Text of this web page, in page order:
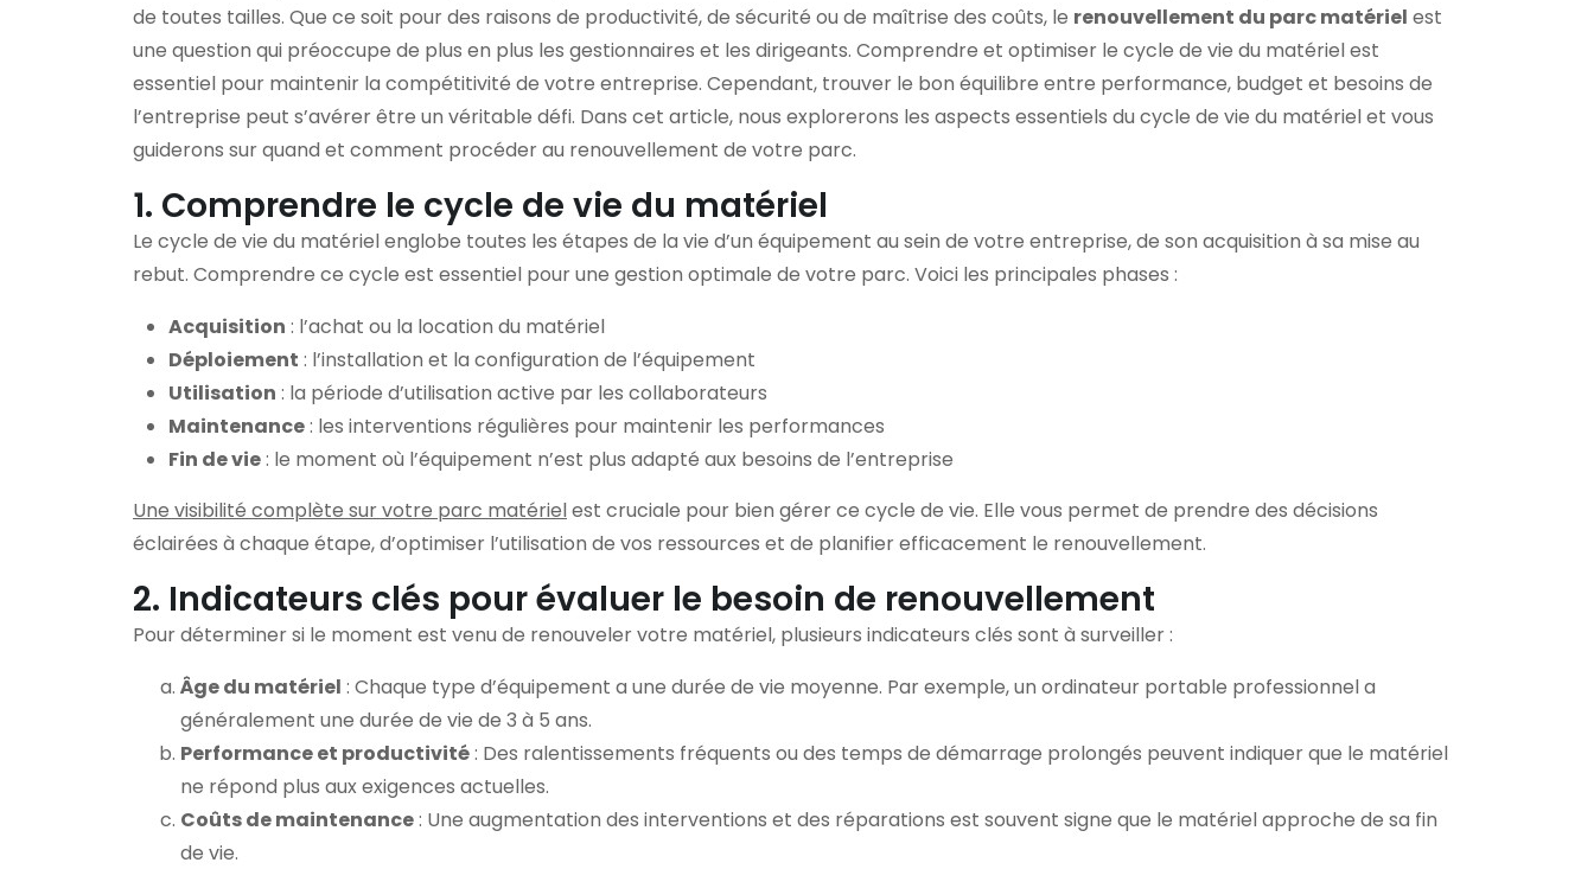
de toutes tailles. Que ce soit pour des raisons de productivité, de sécurité ou de maîtrise des coûts, le renouvellement du parc matériel est
une question qui préoccupe de plus en plus les gestionnaires et les dirigeants. Comprendre et optimiser le cycle de vie du matériel est
essentiel pour maintenir la compétitivité de votre entreprise. Cependant, trouver le bon équilibre entre performance, budget et besoins de
l’entreprise peut s’avérer être un véritable défi. Dans cet article, nous explorerons les aspects essentiels du cycle de vie du matériel et vous
guiderons sur quand et comment procéder au renouvellement de votre parc.
1. Comprendre le cycle de vie du matériel
Le cycle de vie du matériel englobe toutes les étapes de la vie d’un équipement au sein de votre entreprise, de son acquisition à sa mise au
rebut. Comprendre ce cycle est essentiel pour une gestion optimale de votre parc. Voici les principales phases :
Acquisition : l’achat ou la location du matériel
Déploiement : l’installation et la configuration de l’équipement
Utilisation : la période d’utilisation active par les collaborateurs
Maintenance: les interventions régulières pour maintenir les performances
Fin de vie: le moment où l’équipement n’est plus adapté aux besoins de l’entreprise
Une visibilité complète sur votre parc matérielest cruciale pour bien gérer ce cycle de vie. Elle vous permet de prendre des décisions
éclairées à chaque étape, d’optimiser l’utilisation de vos ressources et de planifier efficacement le renouvellement.
2. Indicateurs clés pour évaluer le besoin de renouvellement
Pour déterminer si le moment est venu de renouveler votre matériel, plusieurs indicateurs clés sont à surveiller :
Âge du matériel : Chaque type d’équipement a une durée de vie moyenne. Par exemple, un ordinateur portable professionnel a
généralement une durée de vie de 3 à 5 ans.
Performance et productivité: Des ralentissements fréquents ou des temps de démarrage prolongés peuvent indiquer que le matériel
ne répond plus aux exigences actuelles.
Coûts de maintenance: Une augmentation des interventions et des réparations est souvent signe que le matériel approche de sa fin
de vie.